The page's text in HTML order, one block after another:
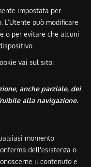
impostata per
può modificare
o per evitare che alcuni
vai sul sito:
anche parziale, dei
alla navigazione.
momento
dell'esistenza o
il contenuto e